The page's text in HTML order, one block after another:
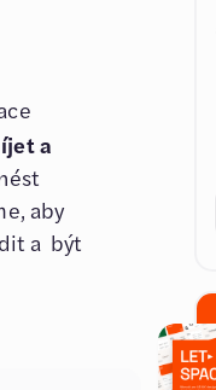
a
aby
a být